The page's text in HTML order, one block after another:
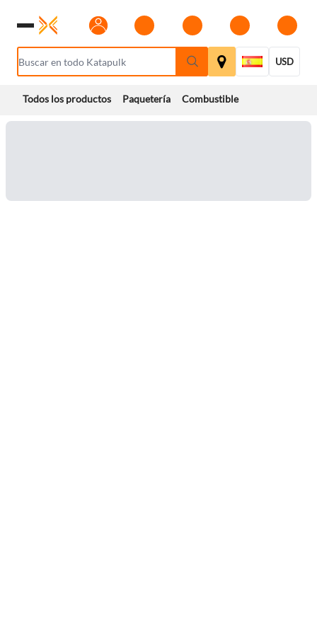
USD
Todos los productos Paquetería Combustible